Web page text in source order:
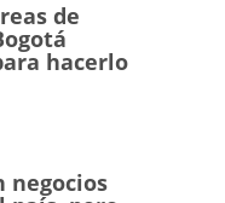
de
hacerlo
negocios